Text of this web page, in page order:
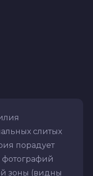
слитых
порадует
фотографий
зоны (видны